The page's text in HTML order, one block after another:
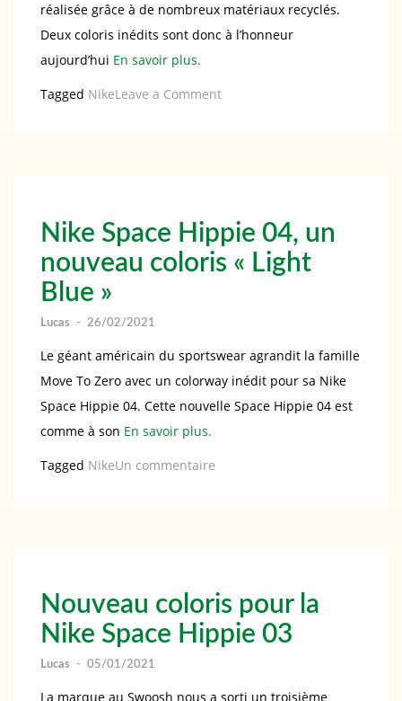
réalisée grâce à de nombreux matériaux recyclés.
Deux coloris inédits sont donc à l’honneur
aujourd’hui En savoir plus.
Tagged NikeLeave a Commenton
Space
Hippie
Nike Space Hippie 04, un
nouveau coloris « Light
Blue »
Lucas - 26/02/2021
Le géant américain du sportswear agrandit la famille
Move To Zero avec un colorway inédit pour sa Nike
Space Hippie 04. Cette nouvelle Space Hippie 04 est
comme à son En savoir plus.
Tagged NikeUn commentaire
un
nouveau
coloris
Blue »
Nouveau coloris pour la
Nike Space Hippie 03
Lucas - 05/01/2021
La marque au Swoosh nous a sorti un troisième